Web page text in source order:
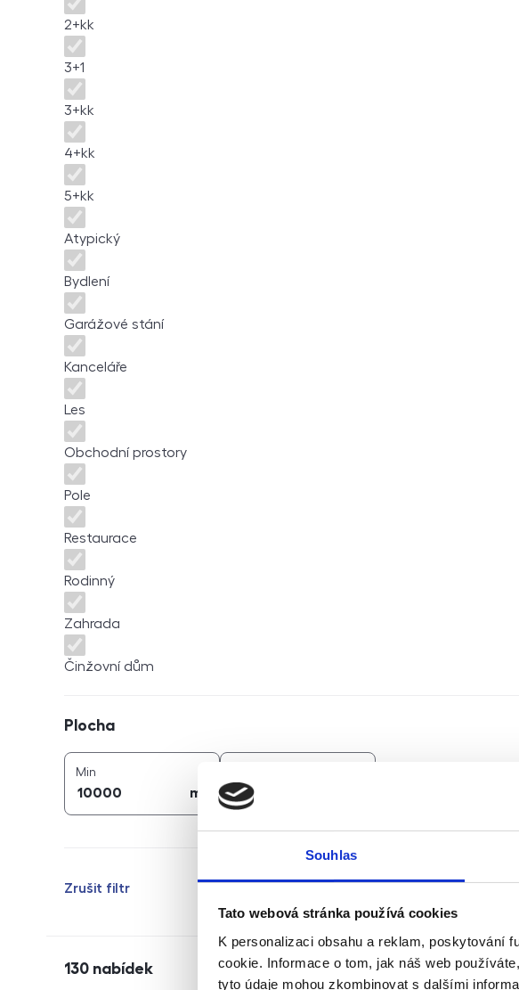
Souhlas
Tato webová stránka používá cookies
K personalizaci obsahu a reklam, poskytování
cookie. Informace o tom, jak náš web
tyto údaje mohou zkombinovat s dalšími
2+kk
3+1
3+kk
4+kk
5+kk
Atypický
Bydlení
Garážové stání
Kanceláře
Les
Obchodní prostory
Pole
Restaurace
Rodinný
Zahrada
Činžovní dům
Plocha
Min
m
Zrušit filtr
130 nabídek